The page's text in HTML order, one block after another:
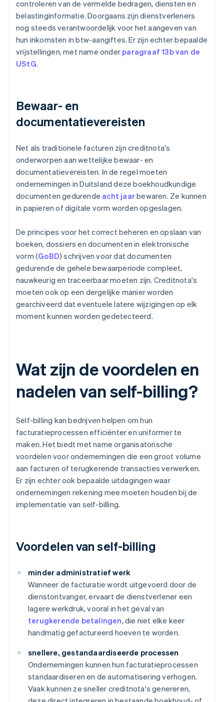
controleren van de vermelde bedragen, diensten en
belastinginformatie. Doorgaans zijn dienstverleners
nog steeds verantwoordelijk voor het aangeven van
hun inkomsten in btw-aangiftes. Er zijn echter bepaalde
vrijstellingen, met name onder paragraaf 13b van de
UStG.
Bewaar- en
documentatievereisten
Net als traditionele facturen zijn creditnota's
onderworpen aan wettelijke bewaar- en
documentatievereisten. In de regel moeten
ondernemingen in Duitsland deze boekhoudkundige
documenten gedurende acht jaarbewaren. Ze kunnen
in papieren of digitale vorm worden opgeslagen.
De principes voor het correct beheren en opslaan van
boeken, dossiers en documenten in elektronische
vorm (GoBD) schrijven voor dat documenten
gedurende de gehele bewaarperiode compleet,
nauwkeurig en traceerbaar moeten zijn. Creditnota's
moeten ook op een dergelijke manier worden
gearchiveerd dat eventuele latere wijzigingen op elk
moment kunnen worden gedetecteerd.
Wat zijn de voordelen en
nadelen van self-billing?
Self-billing kan bedrijven helpen om hun
facturatieprocessen efficiënter en uniformer te
maken. Het biedt met name organisatorische
voordelen voor ondernemingen die een groot volume
aan facturen of terugkerende transacties verwerken.
Er zijn echter ook bepaalde uitdagingen waar
ondernemingen rekening mee moeten houden bij de
implementatie van self-billing.
Voordelen van self-billing
minder administratief werk
Wanneer de facturatie wordt uitgevoerd door de
dienstontvanger, ervaart de dienstverlener een
lagere werkdruk, vooral in het geval van
terugkerende betalingen, die niet elke keer
handmatig gefactureerd hoeven te worden.
snellere, gestandaardiseerde processen
Ondernemingen kunnen hun facturatieprocessen
standaardiseren en de automatisering verhogen.
Vaak kunnen ze sneller creditnota's genereren,